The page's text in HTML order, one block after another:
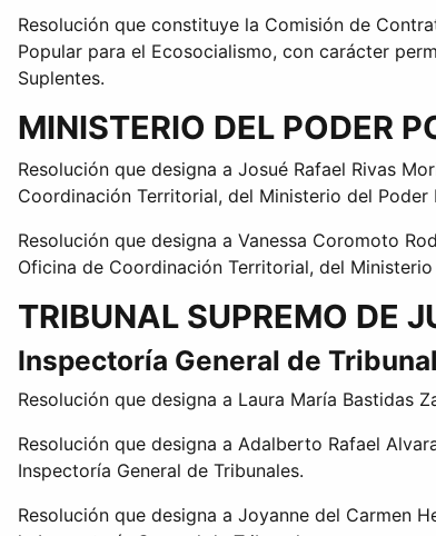
Resolución que constituye la Comisión de
Popular para el Ecosocialismo, con carácter
Suplentes.
MINISTERIO DEL PODER
Resolución que designa a Josué Rafael Rivas
Coordinación Territorial, del Ministerio del Poder
Resolución que designa a Vanessa Coromoto
Oficina de Coordinación Territorial, del
TRIBUNAL SUPREMO DE
Inspectoría General de
Resolución que designa a Laura María Bastidas
Resolución que designa a Adalberto Rafael
Inspectoría General de Tribunales.
Resolución que designa a Joyanne del Carmen